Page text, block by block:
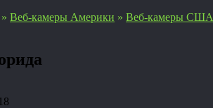
» Веб-камеры Америки » Веб-камеры США